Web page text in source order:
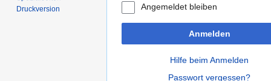
Angemeldet bleiben
Anmelden
Hilfe beim Anmelden
Passwort vergessen?
Druckversion